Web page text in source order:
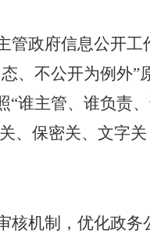
政府信息公开
、不公开为例外
谁主管、谁负责
、保密关、文字
核机制，优化政